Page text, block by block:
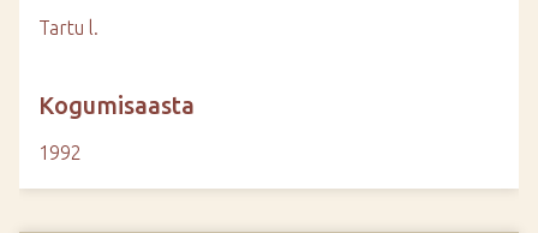
Tartu l.
Kogumisaasta
1992